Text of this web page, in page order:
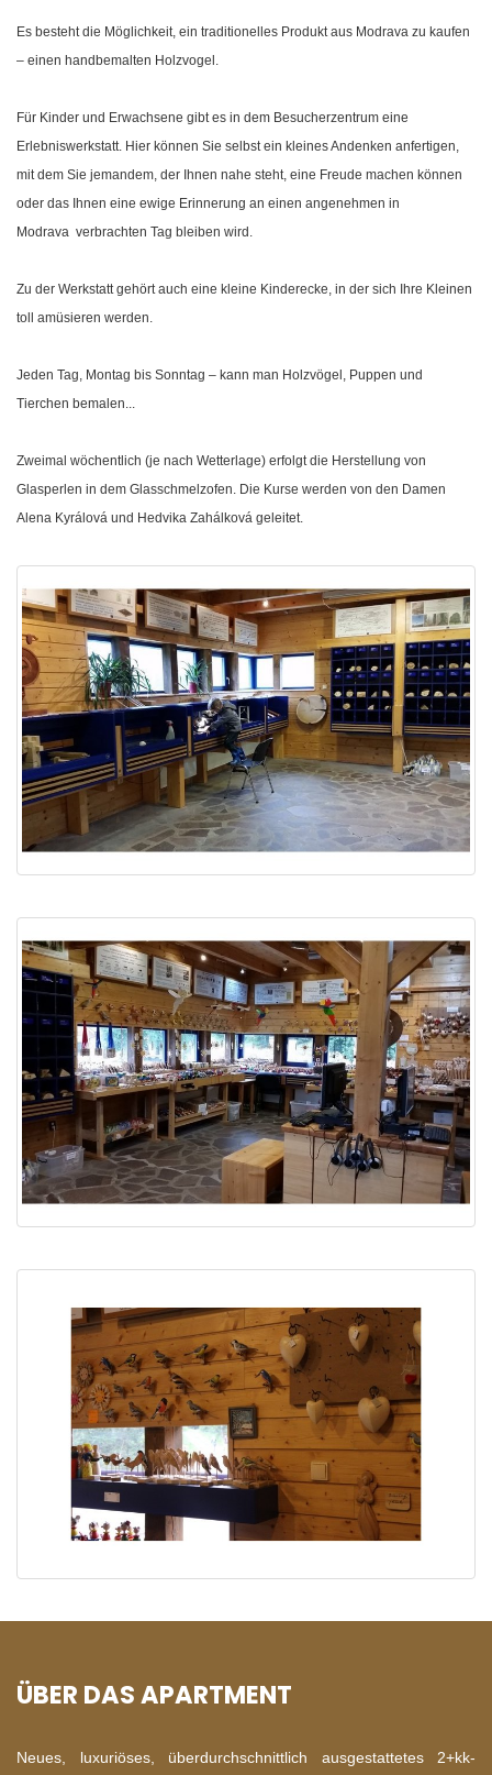
Es besteht die Möglichkeit, ein traditionelles Produkt aus Modrava zu kaufen
– einen handbemalten Holzvogel.
Für Kinder und Erwachsene gibt es in dem Besucherzentrum eine
Erlebniswerkstatt. Hier können Sie selbst ein kleines Andenken anfertigen,
mit dem Sie jemandem, der Ihnen nahe steht, eine Freude machen können
oder das Ihnen eine ewige Erinnerung an einen angenehmen in
Modrava verbrachten Tag bleiben wird.
Zu der Werkstatt gehört auch eine kleine Kinderecke, in der sich Ihre Kleinen
toll amüsieren werden.
Jeden Tag, Montag bis Sonntag – kann man Holzvögel, Puppen und
Tierchen bemalen...
Zweimal wöchentlich (je nach Wetterlage) erfolgt die Herstellung von
Glasperlen in dem Glasschmelzofen. Die Kurse werden von den Damen
Alena Kyrálová und Hedvika Zahálková geleitet.
ÜBER DAS APARTMENT
Neues, luxuriöses, überdurchschnittlich ausgestattetes 2+kk-